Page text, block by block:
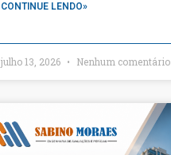
CONTINUE LENDO»
julho 13, 2026 Nenhum comentário